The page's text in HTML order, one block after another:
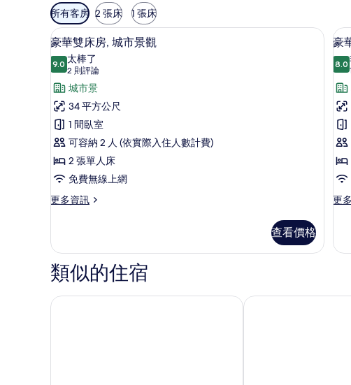
可
用
的
客
房
篩
選
條
件
所有客房 2 張床 1 張床
顯
示
豪
華
雙
床
房,
城
市
景
所
有
片
客房內保險箱、筆電工作空間、免費無線
7
豪華雙床房, 城市景觀
9.09.0 分，滿分 10 分
太棒了
2 則評論
(2
則
評
論)
城市景
34 平方公尺
1 間臥室
可容納 2 人 (依實際入住人數計費)
2 張單人床
免費無線上網
更多資訊
更
雙
床
房,
城
市
查看價格
顯
示
豪
華
客
房,
城
市
景
觀
有
豪
8.0
更
更
客
景
類似的住宿
曼谷是隆路宜必思尚品飯店 @Nares 飯店